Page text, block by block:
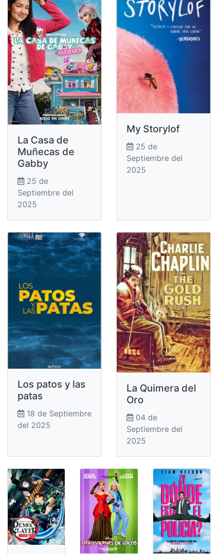
La Casa de
Muñecas de
Gabby
25 de
Septiembre del
2025
My Storylof
25 de
Septiembre del
2025
Los patos y las
patas
18 de Septiembre
del 2025
La Quimera del
Oro
04 de
Septiembre del
2025